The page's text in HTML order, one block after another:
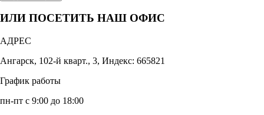
ИЛИ ПОСЕТИТЬ НАШ ОФИС
АДРЕС
Ангарск, 102-й кварт., 3, Индекс: 665821
График работы
пн-пт с 9:00 до 18:00